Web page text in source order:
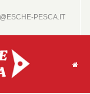
PESCA.IT